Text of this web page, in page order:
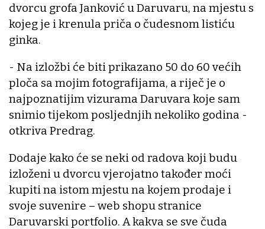
dvorcu grofa Janković u Daruvaru, na mjestu s
kojeg je i krenula priča o čudesnom listiću
ginka.
- Na izložbi će biti prikazano 50 do 60 većih
ploča sa mojim fotografijama, a riječ je o
najpoznatijim vizurama Daruvara koje sam
snimio tijekom posljednjih nekoliko godina -
otkriva Predrag.
Dodaje kako će se neki od radova koji budu
izloženi u dvorcu vjerojatno također moći
kupiti na istom mjestu na kojem prodaje i
svoje suvenire – web shopu stranice
Daruvarski portfolio. A kakva se sve čuda